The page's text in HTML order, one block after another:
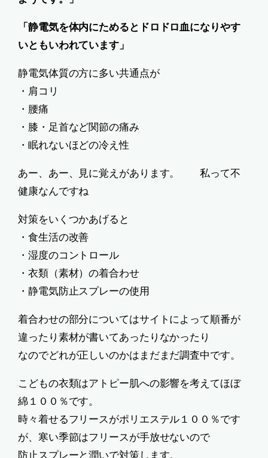
「静電気を体内にためるとドロドロ血になりやす
いともいわれています」
静電気体質の方に多い共通点が
・肩コリ
・腰痛
・膝・足首など関節の痛み
・眠れないほどの冷え性
あー、あー、見に覚えがあります。 私って不
健康なんですね
対策をいくつかあげると
・食生活の改善
・湿度のコントロール
・衣類（素材）の着合わせ
・静電気防止スプレーの使用
着合わせの部分についてはサイトによって順番が
違ったり素材が書いてあったりなかったり
なのでどれが正しいのかはまだまだ調査中です。
こどもの衣類はアトピー肌への影響を考えてほぼ
綿１００％です。
時々着せるフリースがポリエステル１００％です
が、寒い季節はフリースが手放せないので
防止スプレーと潤いで対策します。